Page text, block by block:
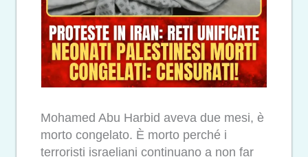
Mohamed Abu Harbid aveva due mesi, è
morto congelato. È morto perché i
terroristi israeliani continuano a non far